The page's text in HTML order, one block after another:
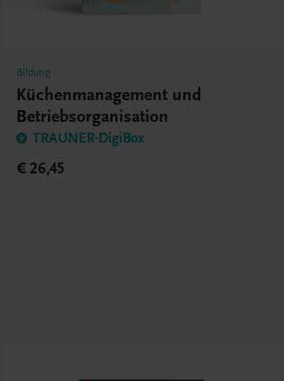
Bildung
Küchenmanagement und
Betriebsorganisation
TRAUNER-DigiBox
€ 26,45